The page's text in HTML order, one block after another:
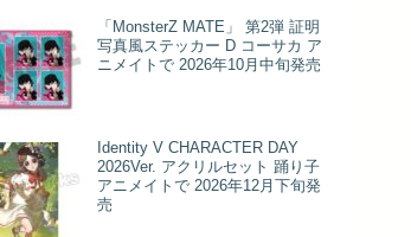
「MonsterZ MATE」 第2弾 証明
写真風ステッカー D コーサカ ア
ニメイトで 2026年10月中旬発売
Identity V CHARACTER DAY
2026Ver. アクリルセット 踊り子
アニメイトで 2026年12月下旬発
売